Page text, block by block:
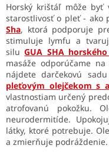
Horský krištáľ môže byť
starostlivosť o pleť - ako
Sha, ktorá podporuje
stimuluje lymfu a
siluGUA SHA
masáže odporúčame
nájdete darčekovú sadu
pleťovým olejčekom s
vlastnostiam určený
atrofovanú pokožku.
neurodermitíde.
látky, ktoré potrebuje.
a zmierňuje podráždenie.